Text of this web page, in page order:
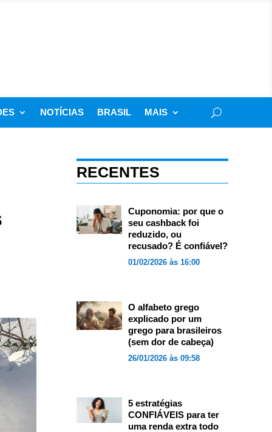
NOTÍCIAS BRASIL MAIS
RECENTES
Cuponomia: por que o
seu cashback foi
reduzido, ou
recusado? É confiável?
01/02/2026 às 16:00
O alfabeto grego
explicado por um
grego para brasileiros
(sem dor de cabeça)
26/01/2026 às 09:58
5 estratégias
CONFIÁVEIS para ter
uma renda extra todo